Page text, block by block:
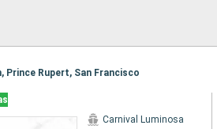
Prince Rupert, San Francisco
Carnival Luminosa